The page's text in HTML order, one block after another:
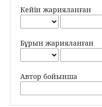
Кейін жарияланған
Бұрын жарияланған
Автор бойынша